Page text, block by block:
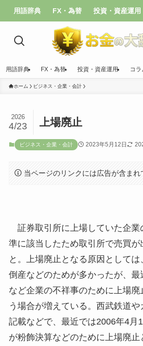
用語辞典 FX・為替 投資・資産運用
用語辞典 FX・為替 投資・資産運用 コラ
ホーム ビジネス・企業・会計
上場廃止
2026
4/23
ビジネス・企業・会計 2023年5月12日
当ページのリンクには広告が含まれ
証券取引所に上場していた企業
準に該当したため取引所で売買が
と。上場廃止となる原因としては
倒産などのためが多かったが、
など企業の不祥事のために上場廃
う場合が増えている。西武鉄道
記載などで、最近では2006年4月
が粉飾決算などのために上場廃